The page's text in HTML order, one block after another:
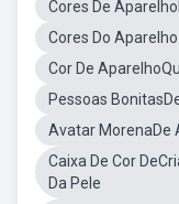
Cores De
Cores Do
Cor De
Pessoas
Avatar MorenaDe
Caixa De Cor
Da Pele